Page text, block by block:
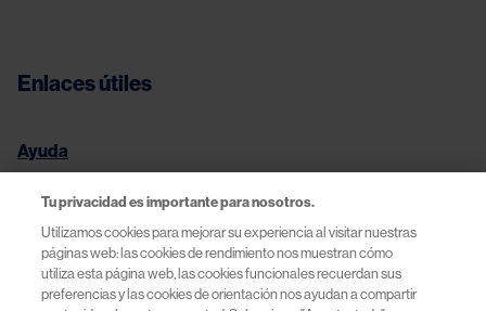
Enlaces útiles
Ayuda
Condiciones legales
Política de Privacidad y Cookies
Términos de Uso | Novartis España
Tu privacidad es importante para nosotros.
Utilizamos cookies para mejorar su experiencia al visitar nuestras
páginas web: las cookies de rendimiento nos muestran cómo
utiliza esta página web, las cookies funcionales recuerdan sus
preferencias y las cookies de orientación nos ayudan a compartir